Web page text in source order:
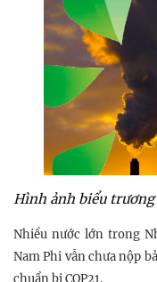
Hình ảnh biểu trương
Nhiều nước lớn trong
Nam Phi vẫn chưa nộp